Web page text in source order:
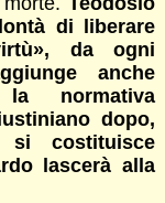
di liberare
da ogni
anche
normativa
dopo,
si costituisce
lascerà alla